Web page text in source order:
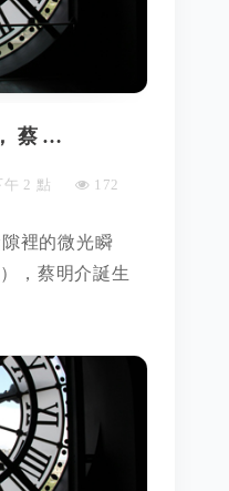
蔡…
午 2 點 172
裡的微光瞬
，蔡明介誕生